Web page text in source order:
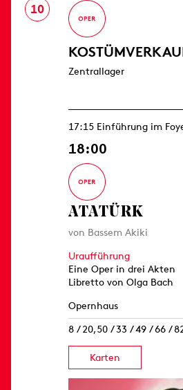
10
Zentrallager
17:15 Einführung im
18:00
ATATÜRK
von Bassem Akiki
Uraufführung
Eine Oper in drei Akten
Libretto von Olga Bach
Opernhaus
8 / 20,50 / 33 / 49 / 66 /
Karten